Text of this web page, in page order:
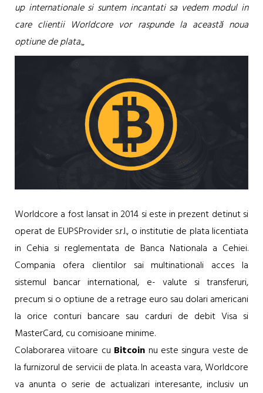
up internationale si suntem incantati sa vedem modul in
care clientii Worldcore vor raspunde la această noua
optiune de plata.„
Worldcore a fost lansat in 2014 si este in prezent detinut si
operat de EUPSProvider s.r.l., o institutie de plata licentiata
in Cehia si reglementata de Banca Nationala a Cehiei.
Compania ofera clientilor sai multinationali acces la
sistemul bancar international, e- valute si transferuri,
precum si o optiune de a retrage euro sau dolari americani
la orice conturi bancare sau carduri de debit Visa si
MasterCard, cu comisioane minime.
Colaborarea viitoare cu Bitcoin nu este singura veste de
la furnizorul de servicii de plata. In aceasta vara, Worldcore
va anunta o serie de actualizari interesante, inclusiv un